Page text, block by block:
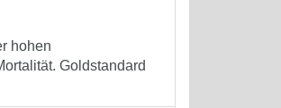
hohen
Goldstandard